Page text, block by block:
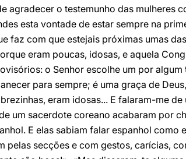
agradecer o testemunho das mulheres
esta vontade de estar sempre na
faz com que estejais próximas umas
eram poucas, idosas, e aquela
o Senhor escolhe um por
para sempre; é uma graça de
eram idosas... E falaram-me
um sacerdote coreano acabaram por
E elas sabiam falar espanhol como
pelas secções e com gestos, carícias,